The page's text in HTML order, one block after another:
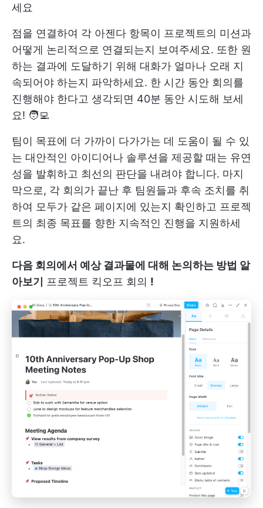
세요
점을 연결하여 각 아젠다 항목이 프로젝트의 미션과
어떻게 논리적으로 연결되는지 보여주세요. 또한 원
하는 결과에 도달하기 위해 대화가 얼마나 오래 지
속되어야 하는지 파악하세요. 한 시간 동안 회의를
진행해야 한다고 생각되면 40분 동안 시도해 보세
요! 🧑‍💻
팀이 목표에 더 가까이 다가가는 데 도움이 될 수 있
는 대안적인 아이디어나 솔루션을 제공할 때는 유연
성을 발휘하고 최선의 판단을 내려야 합니다. 마지
막으로, 각 회의가 끝난 후 팀원들과 후속 조치를 취
하여 모두가 같은 페이지에 있는지 확인하고 프로젝
트의 최종 목표를 향한 지속적인 진행을 지원하세
요.
다음 회의에서 예상 결과물에 대해 논의하는 방법 알
아보기 프로젝트 킥오프 회의 !